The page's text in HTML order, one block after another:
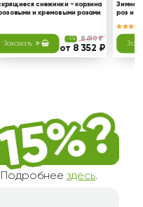
снежинки - корзина
и кремовыми розами
Заказать
-3% 8 610 ₽
от 8 352 ₽
Зимнее
роз и
Подробнее здесь.